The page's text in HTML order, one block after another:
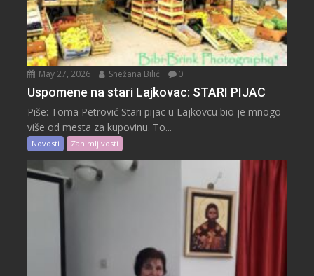
May 27, 2026 Snežana Bilić 0
Uspomene na stari Lajkovac: STARI PIJAC
Piše: Toma Petrović Stari pijac u Lajkovcu bio je mnogo
više od mesta za kupovinu. To...
Novosti Zanimljivosti